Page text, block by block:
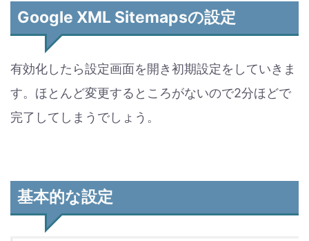
Google XML Sitemapsの設定
有効化したら設定画面を開き初期設定をしていきま
す。ほとんど変更するところがないので2分ほどで
完了してしまうでしょう。
基本的な設定